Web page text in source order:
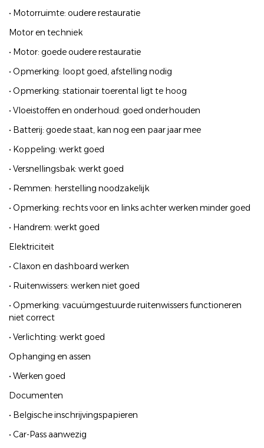
• Motorruimte: oudere restauratie
Motor en techniek
• Motor: goede oudere restauratie
• Opmerking: loopt goed, afstelling nodig
• Opmerking: stationair toerental ligt te hoog
• Vloeistoffen en onderhoud: goed onderhouden
• Batterij: goede staat, kan nog een paar jaar mee
• Koppeling: werkt goed
• Versnellingsbak: werkt goed
• Remmen: herstelling noodzakelijk
• Opmerking: rechts voor en links achter werken minder goed
• Handrem: werkt goed
Elektriciteit
• Claxon en dashboard werken
• Ruitenwissers: werken niet goed
• Opmerking: vacuümgestuurde ruitenwissers functioneren
niet correct
• Verlichting: werkt goed
Ophanging en assen
• Werken goed
Documenten
• Belgische inschrijvingspapieren
• Car-Pass aanwezig